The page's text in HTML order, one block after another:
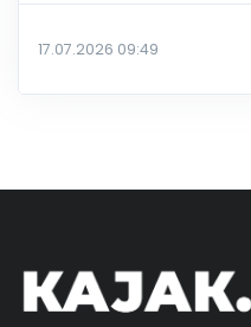
17.07.2026 09:49